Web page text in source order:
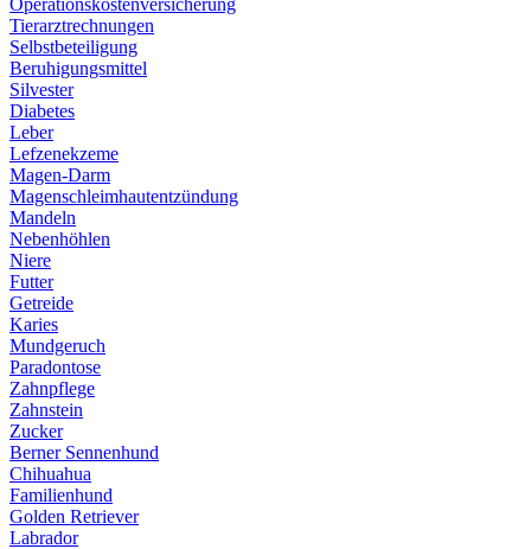
Operationskostenversicherung
Tierarztrechnungen
Selbstbeteiligung
Beruhigungsmittel
Silvester
Diabetes
Leber
Lefzenekzeme
Magen-Darm
Magenschleimhautentzündung
Mandeln
Nebenhöhlen
Niere
Futter
Getreide
Karies
Mundgeruch
Paradontose
Zahnpflege
Zahnstein
Zucker
Berner Sennenhund
Chihuahua
Familienhund
Golden Retriever
Labrador